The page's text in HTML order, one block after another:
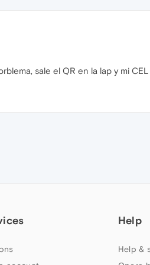
sale el QR en la lap y mi
Help
Help &